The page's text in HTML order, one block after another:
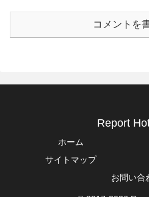
コメントを
Report
ホーム
サイトマップ
お問い合